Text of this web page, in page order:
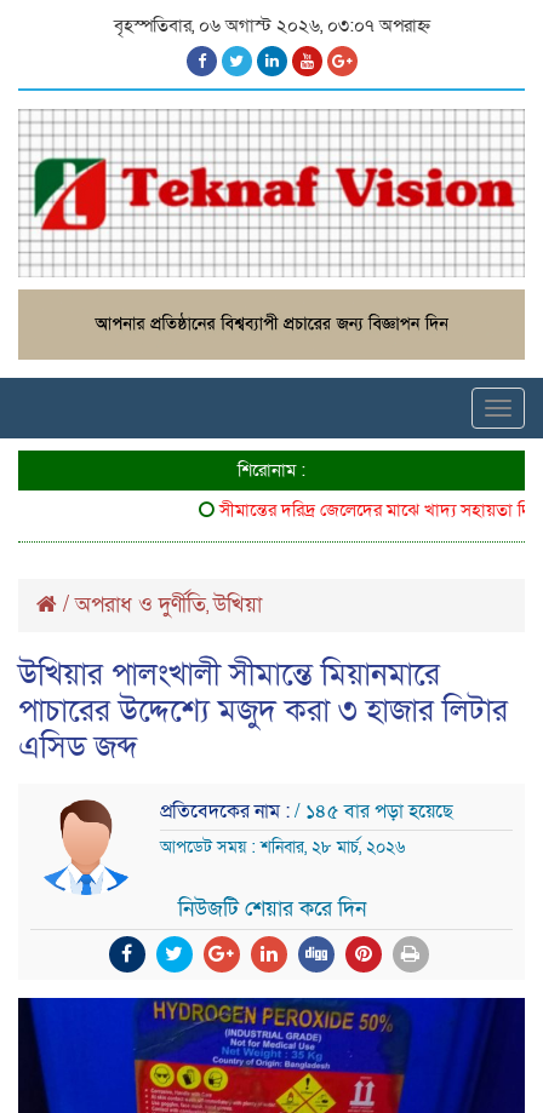
বৃহস্পতিবার, ০৬ অগাস্ট ২০২৬, ০৩:০৭ অপরাহ্ন
শিরোনাম :
সীমান্তের দরিদ্র জেলেদের মাঝে খাদ্য সহায়তা দিলো
/অপরাধ ও দুর্ণীতি,উখিয়া
উখিয়ার পালংখালী সীমান্তে মিয়ানমারে
পাচারের উদ্দেশ্যে মজুদ করা ৩ হাজার লিটার
এসিড জব্দ
প্রতিবেদকের নাম :/ ১৪৫ বার পড়া হয়েছে
আপডেট সময় : শনিবার, ২৮ মার্চ, ২০২৬
নিউজটি শেয়ার করে দিন